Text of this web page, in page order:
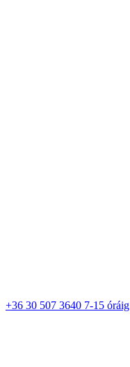
+36 30 507 3640 7-15 óráig